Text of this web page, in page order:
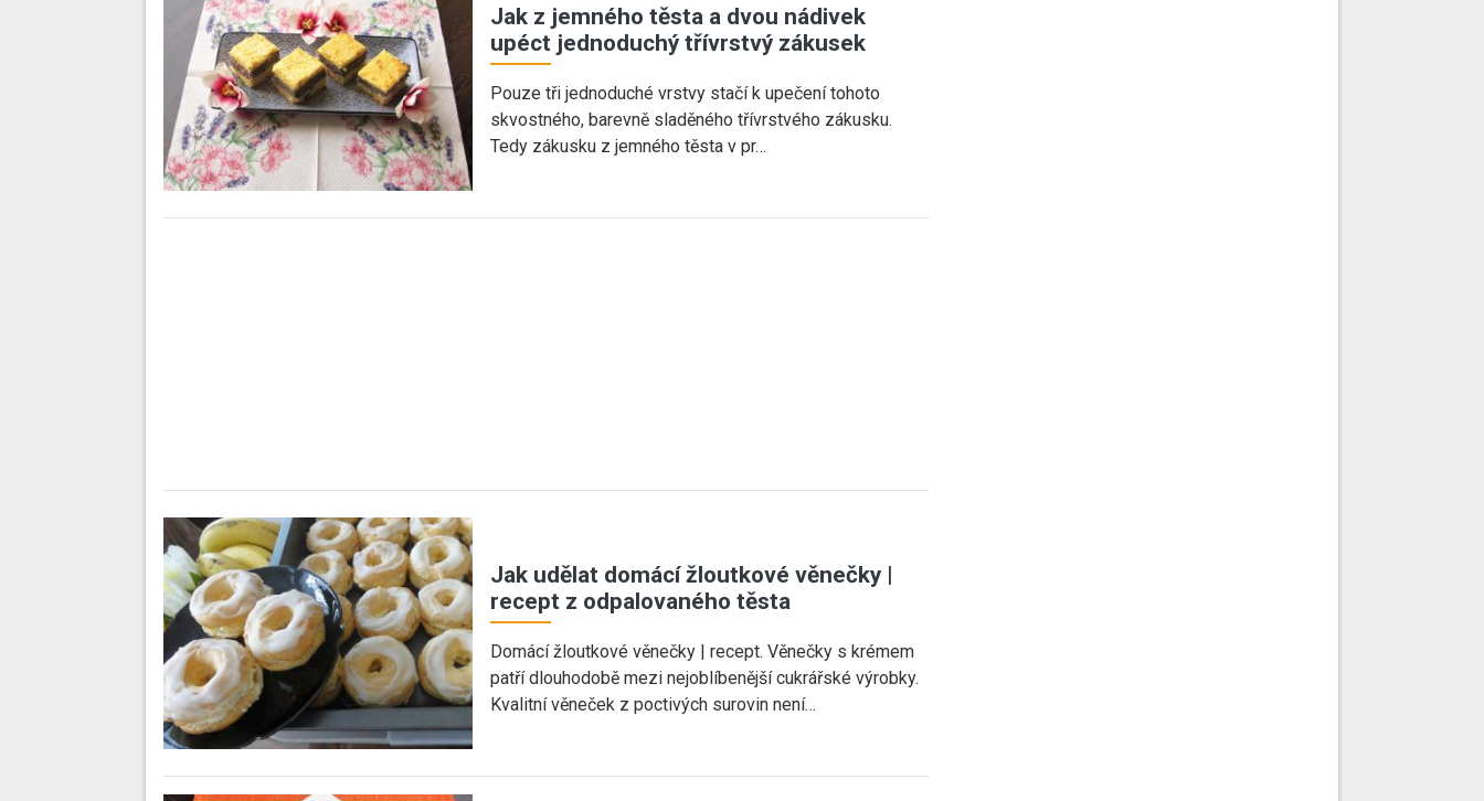
Jak z jemného těsta a dvou nádivek
upéct jednoduchý třívrstvý zákusek
Pouze tři jednoduché vrstvy stačí k upečení tohoto
skvostného, barevně sladěného třívrstvého zákusku.
Tedy zákusku z jemného těsta v pr…
Jak udělat domácí žloutkové věnečky |
recept z odpalovaného těsta
Domácí žloutkové věnečky | recept. Věnečky s krémem
patří dlouhodobě mezi nejoblíbenější cukrářské výrobky.
Kvalitní věneček z poctivých surovin není…